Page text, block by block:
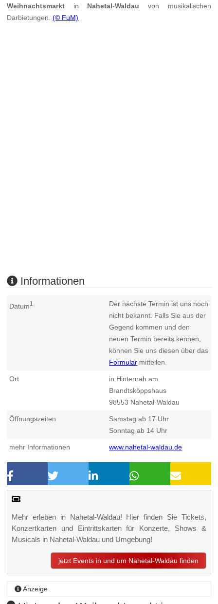
Weihnachtsmarkt in Nahetal-Waldau von musikalischen
Darbietungen.(© FuM)
Informationen
Datum1
Der nächste Termin ist uns noch
nicht bekannt. Falls Sie aus der
Gegend kommen und den
neuen Termin bereits kennen,
können Sie uns diesen über das
Formular mitteilen.
Ort
in Hinternah am
Brandtsköppshaus
98553 Nahetal-Waldau
Öffnungszeiten
Samstag ab 17 Uhr
Sonntag ab 14 Uhr
mehr Informationen www.nahetal-waldau.de
Mehr erleben in Nahetal-Waldau! Hier finden Sie Tickets,
Konzertkarten und Eintrittskarten für Konzerte, Shows &
Musicals in Nahetal-Waldau und Umgebung!
jetzt Events in und um Nahetal-Waldau finden
Anzeige